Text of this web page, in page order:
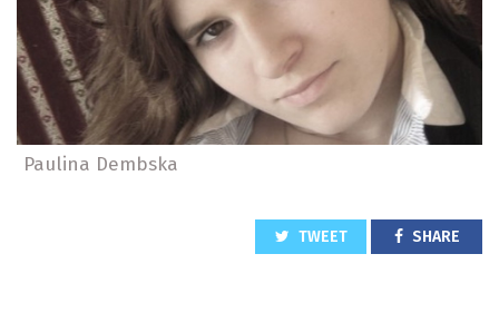
Paulina Dembska
TWEET SHARE